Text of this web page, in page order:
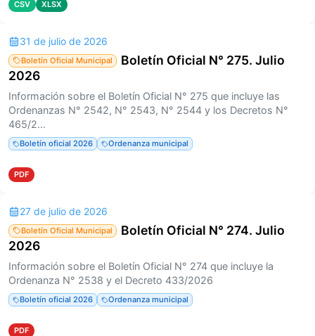
CSV XLSX
31 de julio de 2026
Boletín Oficial Municipal
Boletín Oficial N° 275. Julio
2026
Información sobre el Boletín Oficial N° 275 que incluye las
Ordenanzas N° 2542, N° 2543, N° 2544 y los Decretos N°
465/2...
Boletín oficial 2026 Ordenanza municipal
PDF
27 de julio de 2026
Boletín Oficial Municipal
Boletín Oficial N° 274. Julio
2026
Información sobre el Boletín Oficial N° 274 que incluye la
Ordenanza N° 2538 y el Decreto 433/2026
Boletín oficial 2026 Ordenanza municipal
PDF